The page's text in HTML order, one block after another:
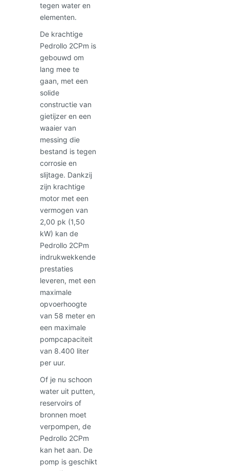
tegen water en
elementen.
De krachtige
Pedrollo 2CPm is
gebouwd om
lang mee te
gaan, met een
solide
constructie van
gietijzer en een
waaier van
messing die
bestand is tegen
corrosie en
slijtage. Dankzij
zijn krachtige
motor met een
vermogen van
2,00 pk (1,50
kW) kan de
Pedrollo 2CPm
indrukwekkende
prestaties
leveren, met een
maximale
opvoerhoogte
van 58 meter en
een maximale
pompcapaciteit
van 8.400 liter
per uur.
Of je nu schoon
water uit putten,
reservoirs of
bronnen moet
verpompen, de
Pedrollo 2CPm
kan het aan. De
pomp is geschikt